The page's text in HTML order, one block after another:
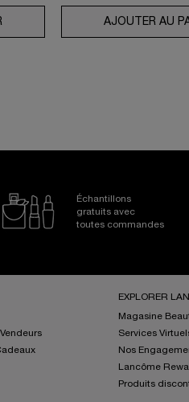
COFFRET GÉNIFIQUE ULTIMATE
AJOUTER AU
Échantillons
gratuits avec
toutes commandes
EXPLORER
Magasine
Services
Nos
Lancôme
Produits